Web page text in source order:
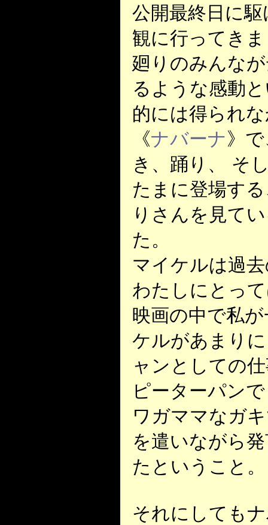
公開最終日に
観に行ってき
廻りのみんな
るような感動
的には得られ
《ナバーナ》
き、踊り、 そ
たまに登場す
りさんを見て
た。
マイケルは過
わたしにとっ
映画の中で私
ケルがあまり
ャンとしての
ピーターパン
ワガママなガ
を遣いながら
たということ。
それにしても